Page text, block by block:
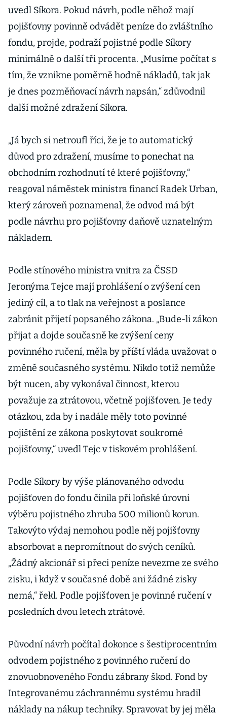
uvedl Síkora. Pokud návrh, podle něhož mají
pojišťovny povinně odvádět peníze do zvláštního
fondu, projde, podraží pojistné podle Síkory
minimálně o další tři procenta. „Musíme počítat s
tím, že vznikne poměrně hodně nákladů, tak jak
je dnes pozměňovací návrh napsán,“ zdůvodnil
další možné zdražení Síkora.
„Já bych si netroufl říci, že je to automatický
důvod pro zdražení, musíme to ponechat na
obchodním rozhodnutí té které pojišťovny,“
reagoval náměstek ministra financí Radek Urban,
který zároveň poznamenal, že odvod má být
podle návrhu pro pojišťovny daňově uznatelným
nákladem.
Podle stínového ministra vnitra za ČSSD
Jeronýma Tejce mají prohlášení o zvýšení cen
jediný cíl, a to tlak na veřejnost a poslance
zabránit přijetí popsaného zákona. „Bude-li zákon
přijat a dojde současně ke zvýšení ceny
povinného ručení, měla by příští vláda uvažovat o
změně současného systému. Nikdo totiž nemůže
být nucen, aby vykonával činnost, kterou
považuje za ztrátovou, včetně pojišťoven. Je tedy
otázkou, zda by i nadále měly toto povinné
pojištění ze zákona poskytovat soukromé
pojišťovny,“ uvedl Tejc v tiskovém prohlášení.
Podle Síkory by výše plánovaného odvodu
pojišťoven do fondu činila při loňské úrovni
výběru pojistného zhruba 500 milionů korun.
Takovýto výdaj nemohou podle něj pojišťovny
absorbovat a nepromítnout do svých ceníků.
„Žádný akcionář si přeci peníze nevezme ze svého
zisku, i když v současné době ani žádné zisky
nemá,“ řekl. Podle pojišťoven je povinné ručení v
posledních dvou letech ztrátové.
Původní návrh počítal dokonce s šestiprocentním
odvodem pojistného z povinného ručení do
znovuobnoveného Fondu zábrany škod. Fond by
Integrovanému záchrannému systému hradil
náklady na nákup techniky. Spravovat by jej měla